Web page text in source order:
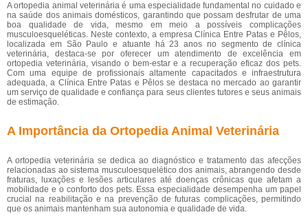
A ortopedia animal veterinária é uma especialidade fundamental no cuidado e
na saúde dos animais domésticos, garantindo que possam desfrutar de uma
boa qualidade de vida, mesmo em meio a possíveis complicações
musculoesqueléticas. Neste contexto, a empresa Clínica Entre Patas e Pêlos,
localizada em São Paulo e atuante há 23 anos no segmento de clínica
veterinária, destaca-se por oferecer um atendimento de excelência em
ortopedia veterinária, visando o bem-estar e a recuperação eficaz dos pets.
Com uma equipe de profissionais altamente capacitados e infraestrutura
adequada, a Clínica Entre Patas e Pêlos se destaca no mercado ao garantir
um serviço de qualidade e confiança para seus clientes tutores e seus animais
de estimação.
A Importância da Ortopedia Animal Veterinária
A ortopedia veterinária se dedica ao diagnóstico e tratamento das afecções
relacionadas ao sistema musculoesquelético dos animais, abrangendo desde
fraturas, luxações e lesões articulares até doenças crônicas que afetam a
mobilidade e o conforto dos pets. Essa especialidade desempenha um papel
crucial na reabilitação e na prevenção de futuras complicações, permitindo
que os animais mantenham sua autonomia e qualidade de vida.